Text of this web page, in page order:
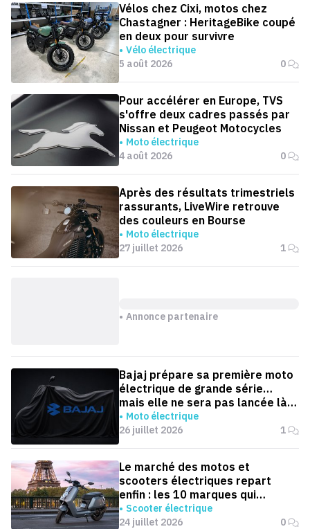
Vélos chez Cixi, motos chez
Chastagner : HeritageBike coupé
en deux pour survivre
Vélo électrique
5 août 2026
0
Pour accélérer en Europe, TVS
s'offre deux cadres passés par
Nissan et Peugeot Motocycles
Moto électrique
4 août 2026
0
Après des résultats trimestriels
rassurants, LiveWire retrouve
des couleurs en Bourse
Moto électrique
27 juillet 2026
1
Annonce partenaire
Bajaj prépare sa première moto
électrique de grande série…
mais elle ne sera pas lancée là
où on l'attend
Moto électrique
26 juillet 2026
1
Le marché des motos et
scooters électriques repart
enfin : les 10 marques qui
dominent la France
Scooter électrique
24 juillet 2026
0